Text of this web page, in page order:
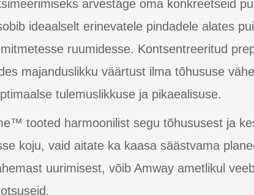
arvestage oma konkreetseid
ideaalselt erinevatele pindadele alates
ruumidesse. Kontsentreeritud
majanduslikku väärtust ilma tõhususe
tulemuslikkuse ja pikaealisuse.
tooted harmoonilist segu tõhususest ja
koju, vaid aitate ka kaasa säästvama
uurimisest, võib Amway ametlikul